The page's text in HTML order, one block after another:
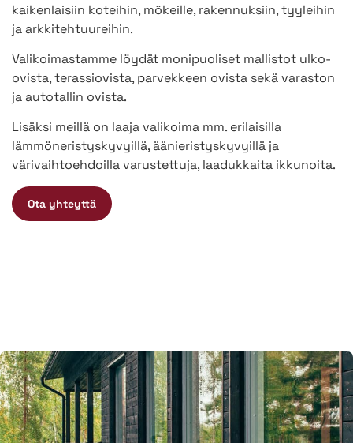
kaikenlaisiin koteihin, mökeille, rakennuksiin, tyyleihin
ja arkkitehtuureihin.
Valikoimastamme löydät monipuoliset mallistot ulko-
ovista, terassiovista, parvekkeen ovista sekä varaston
ja autotallin ovista.
Lisäksi meillä on laaja valikoima mm. erilaisilla
lämmöneristyskyvyillä, äänieristyskyvyillä ja
värivaihtoehdoilla varustettuja, laadukkaita ikkunoita.
Ota yhteyttä